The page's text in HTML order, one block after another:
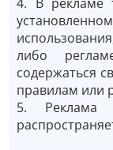
либо
содержаться
правилам или
5. Реклама